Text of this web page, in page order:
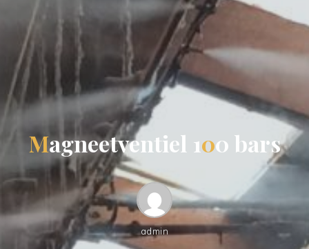
Magneetventiel 100 bars
admin